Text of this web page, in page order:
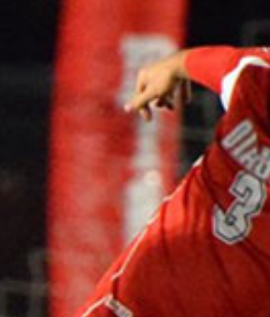
Pour les entreprises
Stages et emplois pour étudiants
Liens utiles
Omnivox
Microsoft 365